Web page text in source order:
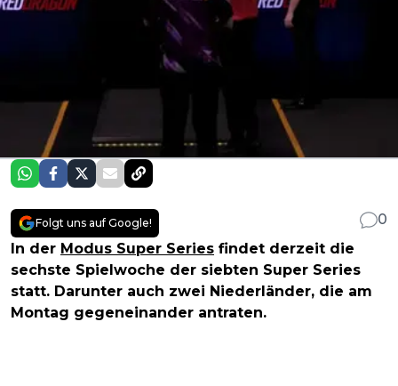
Folgt uns auf Google!
0
In der Modus Super Series findet derzeit die
sechste Spielwoche der siebten Super Series
statt. Darunter auch zwei Niederländer, die am
Montag gegeneinander antraten.